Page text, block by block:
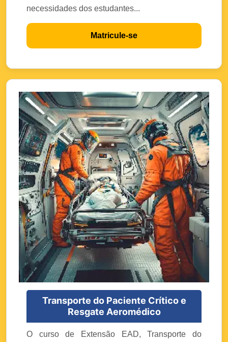
necessidades dos estudantes...
Matricule-se
Transporte do Paciente Crítico e
Resgate Aeromédico
O curso de Extensão EAD, Transporte do